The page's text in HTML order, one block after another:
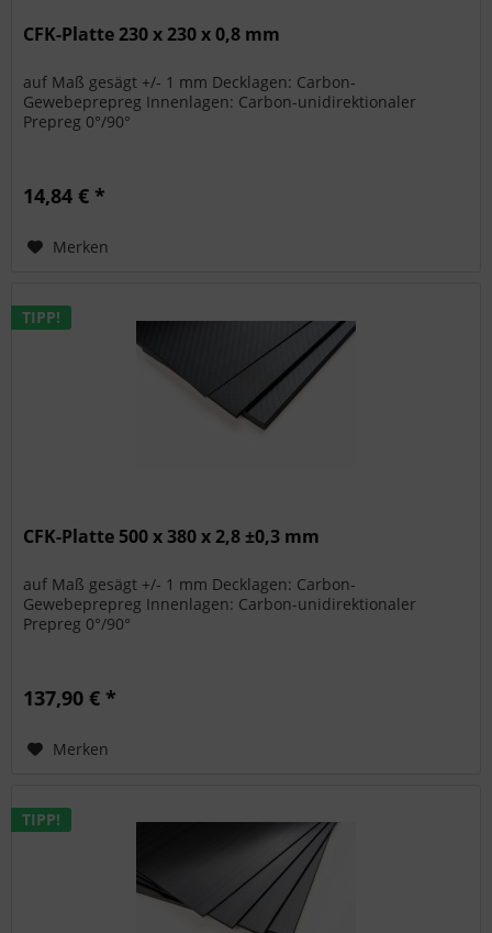
CFK-Platte 230 x 230 x 0,8 mm
auf Maß gesägt +/- 1 mm Decklagen: Carbon-
Gewebeprepreg Innenlagen: Carbon-unidirektionaler
Prepreg 0°/90°
14,84 € *
Merken
TIPP!
CFK-Platte 500 x 380 x 2,8 ±0,3 mm
auf Maß gesägt +/- 1 mm Decklagen: Carbon-
Gewebeprepreg Innenlagen: Carbon-unidirektionaler
Prepreg 0°/90°
137,90 € *
Merken
TIPP!